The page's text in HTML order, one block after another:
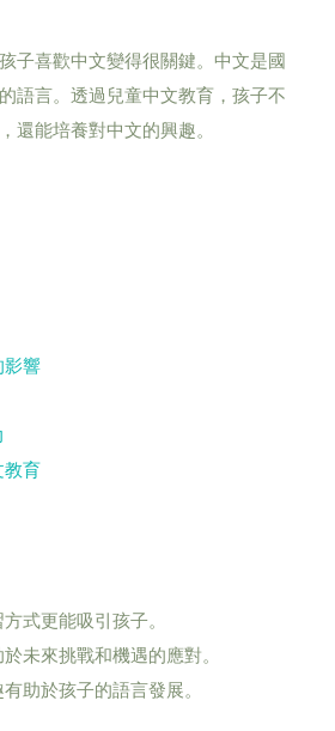
子喜歡中文變得很關鍵。中文是國
語言。透過兒童中文教育，孩子不
還能培養對中文的興趣。
影響
教育
式更能吸引孩子。
未來挑戰和機遇的應對。
助於孩子的語言發展。